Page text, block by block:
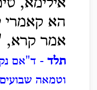
אילימא,
הא קאמרי
אמר קרא,
תלד - ד"אם
וטמאה